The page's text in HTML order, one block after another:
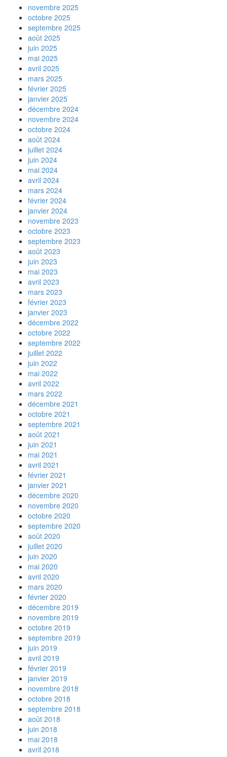
novembre 2025
octobre 2025
septembre 2025
août 2025
juin 2025
mai 2025
avril 2025
mars 2025
février 2025
janvier 2025
décembre 2024
novembre 2024
octobre 2024
août 2024
juillet 2024
juin 2024
mai 2024
avril 2024
mars 2024
février 2024
janvier 2024
novembre 2023
octobre 2023
septembre 2023
août 2023
juin 2023
mai 2023
avril 2023
mars 2023
février 2023
janvier 2023
décembre 2022
octobre 2022
septembre 2022
juillet 2022
juin 2022
mai 2022
avril 2022
mars 2022
décembre 2021
octobre 2021
septembre 2021
août 2021
juin 2021
mai 2021
avril 2021
février 2021
janvier 2021
décembre 2020
novembre 2020
octobre 2020
septembre 2020
août 2020
juillet 2020
juin 2020
mai 2020
avril 2020
mars 2020
février 2020
décembre 2019
novembre 2019
octobre 2019
septembre 2019
juin 2019
avril 2019
février 2019
janvier 2019
novembre 2018
octobre 2018
septembre 2018
août 2018
juin 2018
mai 2018
avril 2018